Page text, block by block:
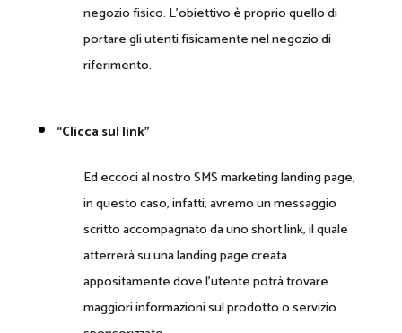
negozio fisico. L’obiettivo è proprio quello di
portare gli utenti fisicamente nel negozio di
riferimento.
“Clicca sul link”
Ed eccoci al nostro SMS marketing landing page,
in questo caso, infatti, avremo un messaggio
scritto accompagnato da uno short link, il quale
atterrerà su una landing page creata
appositamente dove l’utente potrà trovare
maggiori informazioni sul prodotto o servizio